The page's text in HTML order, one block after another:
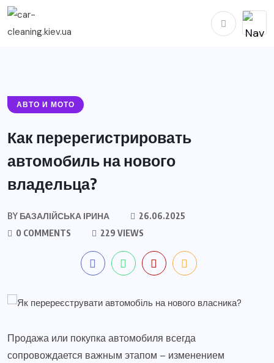
АВТО И МОТО
Как перерегистрировать
автомобиль на нового
владельца?
BY БАЗАЛІЙСЬКА ІРИНА
26.06.2025
0 COMMENTS
229 VIEWS
Продажа или покупка автомобиля всегда
сопровождается важным этапом – изменением